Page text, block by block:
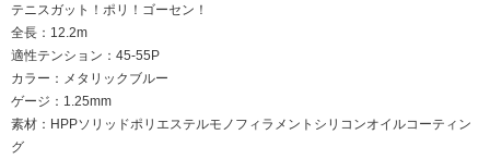
テニスガット！ポリ！ゴーセン！
全長：12.2m
適性テンション：45-55P
カラー：メタリックブルー
ゲージ：1.25mm
素材：HPPソリッドポリエステルモノフィラメントシリコンオイルコーティン
グ